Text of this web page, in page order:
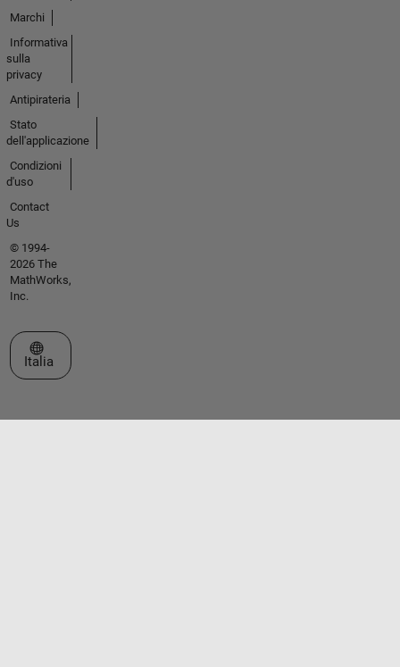
Marchi
Informativa
sulla
privacy
Antipirateria
Stato
dell'applicazione
Condizioni
d'uso
Contact
Us
© 1994-
2026 The
MathWorks,
Inc.
Seleziona un sito web
Italia